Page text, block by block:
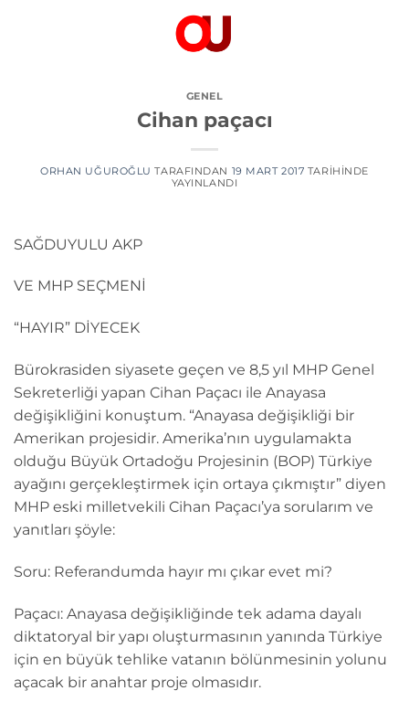
GENEL
Cihan paçacı
ORHAN UĞUROĞLU TARAFINDAN 19 MART 2017 TARIHINDE
YAYINLANDI
SAĞDUYULU AKP
VE MHP SEÇMENİ
“HAYIR” DİYECEK
Bürokrasiden siyasete geçen ve 8,5 yıl MHP Genel
Sekreterliği yapan Cihan Paçacı ile Anayasa
değişikliğini konuştum. “Anayasa değişikliği bir
Amerikan projesidir. Amerika’nın uygulamakta
olduğu Büyük Ortadoğu Projesinin (BOP) Türkiye
ayağını gerçekleştirmek için ortaya çıkmıştır” diyen
MHP eski milletvekili Cihan Paçacı’ya sorularım ve
yanıtları şöyle:
Soru: Referandumda hayır mı çıkar evet mi?
Paçacı: Anayasa değişikliğinde tek adama dayalı
diktatoryal bir yapı oluşturmasının yanında Türkiye
için en büyük tehlike vatanın bölünmesinin yolunu
açacak bir anahtar proje olmasıdır.